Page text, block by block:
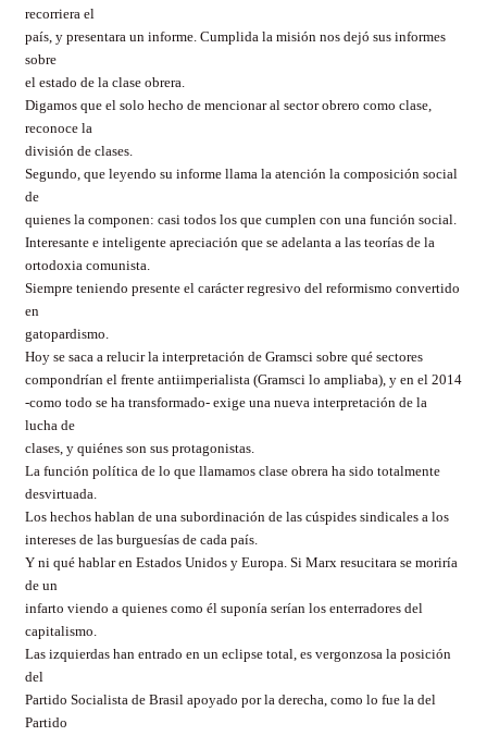
recorriera el
país, y presentara un informe. Cumplida la misión nos dejó sus informes
sobre
el estado de la clase obrera.
Digamos que el solo hecho de mencionar al sector obrero como clase,
reconoce la
división de clases.
Segundo, que leyendo su informe llama la atención la composición social
de
quienes la componen: casi todos los que cumplen con una función social.
Interesante e inteligente apreciación que se adelanta a las teorías de la
ortodoxia comunista.
Siempre teniendo presente el carácter regresivo del reformismo convertido
en
gatopardismo.
Hoy se saca a relucir la interpretación de Gramsci sobre qué sectores
compondrían el frente antiimperialista (Gramsci lo ampliaba), y en el 2014
-como todo se ha transformado- exige una nueva interpretación de la
lucha de
clases, y quiénes son sus protagonistas.
La función política de lo que llamamos clase obrera ha sido totalmente
desvirtuada.
Los hechos hablan de una subordinación de las cúspides sindicales a los
intereses de las burguesías de cada país.
Y ni qué hablar en Estados Unidos y Europa. Si Marx resucitara se moriría
de un
infarto viendo a quienes como él suponía serían los enterradores del
capitalismo.
Las izquierdas han entrado en un eclipse total, es vergonzosa la posición
del
Partido Socialista de Brasil apoyado por la derecha, como lo fue la del
Partido